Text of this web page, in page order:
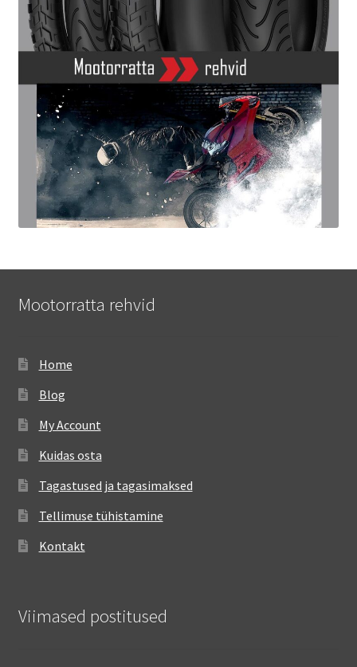
Mootorratta rehvid
Home
Blog
My Account
Kuidas osta
Tagastused ja tagasimaksed
Tellimuse tühistamine
Kontakt
Viimased postitused